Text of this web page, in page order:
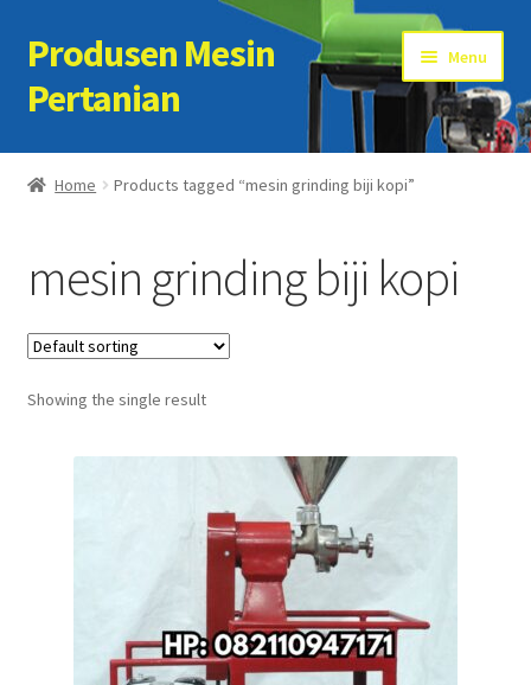
Skip
to
navigation
Skip
to
content
Produsen Mesin
Pertanian
Menu
Home
Cart
Checkout
Kontak Kami
My account
Home Products tagged “mesin grinding biji kopi”
mesin grinding biji kopi
Showing the single result